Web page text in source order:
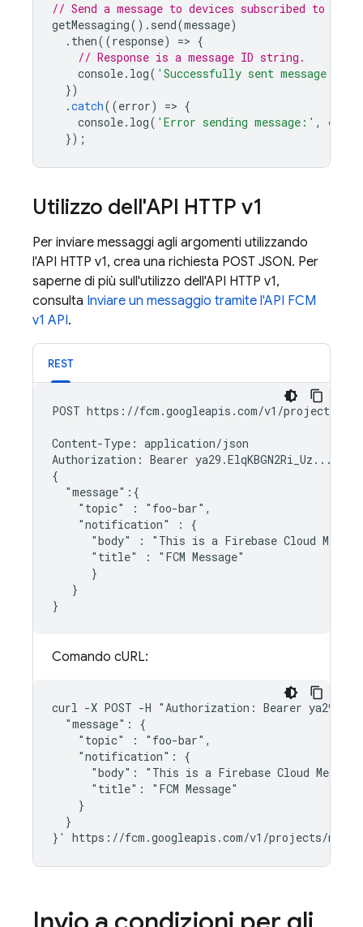
// Send a message to devices subscribed to the
getMessaging(). send(message)
. then((response) => {
// Response is a message ID string.
console. log( 'Successfully sent message:'
})
.catch((error) => {
console. log( 'Error sending message:' , error
});
Utilizzo dell'API HTTP v1
Per inviare messaggi agli argomenti utilizzando
l'API HTTP v1, crea una richiesta POST JSON. Per
saperne di più sull'utilizzo dell'API HTTP v1,
consulta Inviare un messaggio tramite l'API FCM
v1 API.
REST
POST https://fcm.googleapis.com/v1/projects/
Content-Type: application/json
Authorization: Bearer
{
  "message":{
    "topic" : "foo-bar",
    "notification" : {
"body" : "This is a Firebase Cloud
      "title" : "FCM Message"
      }
   }
Comando cURL:
curl -X POST -H "Authorization: Bearer
  "message": {
    "topic" : "foo-bar",
    "notification": {
"body": "This is a Firebase Cloud
      "title": "FCM Message"
    }
  }